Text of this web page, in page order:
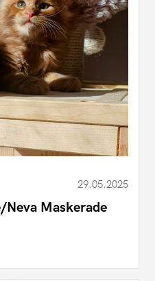
29.05.2025
Maskerade